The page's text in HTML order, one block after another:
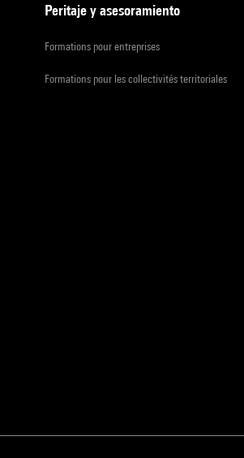
Peritaje y asesoramiento
Formations pour entreprises
Formations pour les collectivités territoriales